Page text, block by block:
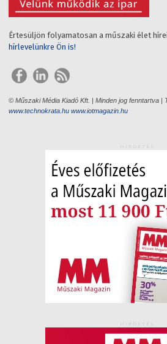
Értesüljön folyamatosan a műszaki élet
hírlevelünkre Ön is!
© Műszaki Média Kiadó Kft. | Minden jog fenntartva |
www.technokrata.hu www.iotmagazin.hu
HIRDETÉS
HIRDETÉS